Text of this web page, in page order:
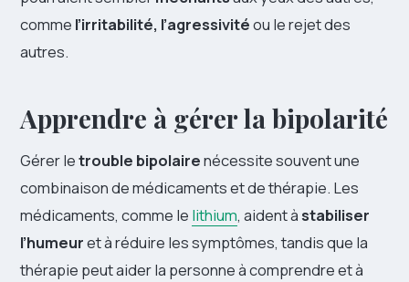
comme l’irritabilité, l’agressivitéou le rejet des
autres.
Apprendre à gérer la bipolarité
Gérer letrouble bipolairenécessite souvent une
combinaison de médicaments et de thérapie. Les
médicaments, comme le lithium, aident àstabiliser
l’humeuret à réduire les symptômes, tandis que la
thérapie peut aider la personne à comprendre et à